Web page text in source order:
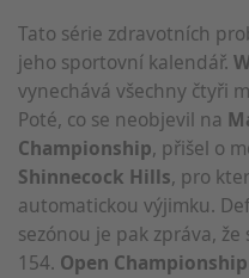
Tato série zdravotních
jeho sportovní kalendář.
vynechává všechny čtyři
Poté, co se neobjevil na
Championship, přišel o
Shinnecock Hills, pro
automatickou výjimku.
sezónou je pak zpráva,
154. Open Championship